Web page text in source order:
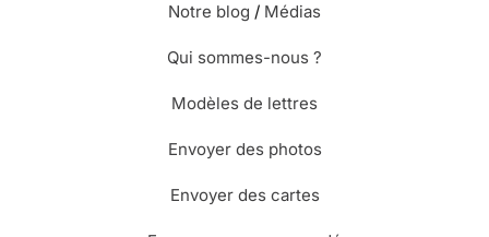
Notre blog / Médias
Qui sommes-nous ?
Modèles de lettres
Envoyer des photos
Envoyer des cartes